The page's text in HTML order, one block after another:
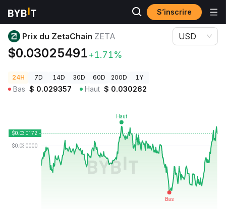
S’inscrire
Prix des cryptos Prix du ZetaChain ZETA
Prix du ZetaChain ZETA
$0.03025491+1.71%
USD
24H 7D 14D 30D 60D 200D 1Y
Bas $ 0.029357 Haut $ 0.030262